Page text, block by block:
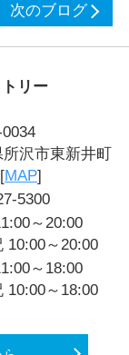
次のブログ
リー
沢市東新井町
MAP]
5300
～20:00
10:00～20:00
～18:00
10:00～18:00